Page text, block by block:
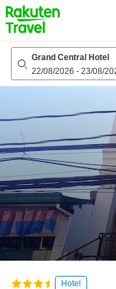
to
top
page
Grand Central Hotel
22/08/2026 - 23/08/
Hotel